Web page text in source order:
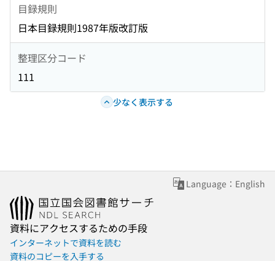
目録規則
日本目録規則1987年版改訂版
整理区分コード
111
少なく表示する
Language：English
資料にアクセスするための手段
インターネットで資料を読む
資料のコピーを入手する